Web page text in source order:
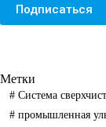
Подписаться
Метки
#Система
#промышленная